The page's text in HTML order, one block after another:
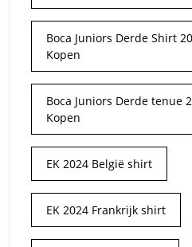
Boca Juniors Derde Shirt
Kopen
Boca Juniors Derde tenue
Kopen
EK 2024 België shirt
EK 2024 Frankrijk shirt